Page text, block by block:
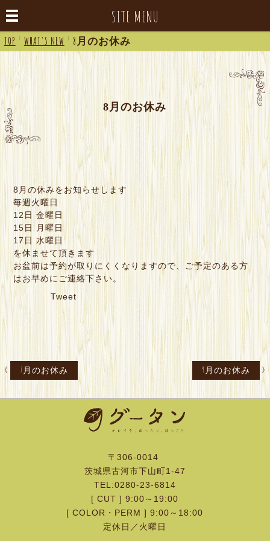
SITE MENU
TOP > WHAT'S NEW > 8月のお休み
8月のお休み
8月の休みをお知らせします
毎週火曜日
12日 金曜日
15日 月曜日
17日 水曜日
を休ませて頂きます
お盆前は予約が取りにくくなりますので、ご予定のある方
はお早めにご連絡下さい。
Tweet
« 7月のお休み 9月のお休み »
〒306-0014
茨城県古河市下山町1-47
TEL:0280-23-6814
[ CUT ] 9:00～19:00
[ COLOR・PERM ] 9:00～18:00
定休日／火曜日